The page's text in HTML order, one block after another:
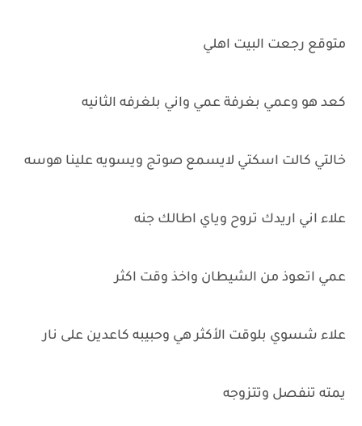
متوقع رجعت البيت اهلي
كعد هو وعمي بغرفة عمي واني بلغرفه الثانيه
خالتي كالت اسكتي لايسمع صوتج ويسويه علينا هوسه
علاء اني اريدك تروح وياي اطالك جنه
عمي اتعوذ من الشيطان واخذ وقت اكثر
علاء شسوي بلوقت الأكثر هي وحبيبه كاعدين على نار
يمته تنفصل وتتزوجه